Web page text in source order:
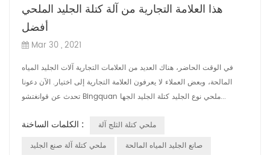
هذا العلامة التجارية من آلة كتلة الجليد الملحي
أفضل
Mar 30 , 2021
في الوقت الحاضر، هناك العديد من العلامات التجارية آلات الجليد المياه
المالحة، وبعض العملاء لا يعرفون العلامة التجارية إلى اختيار. الآن دعونا
تحدث عن قوانغتشو Bingquan ملحي نوع الجليد كتلة الجليد الجها...
الكلمات الساخنة :
ملحي كتلة الثلج آلة
ملحي كتلة آلة صنع الجليد
صانع الجليد المياه المالحة